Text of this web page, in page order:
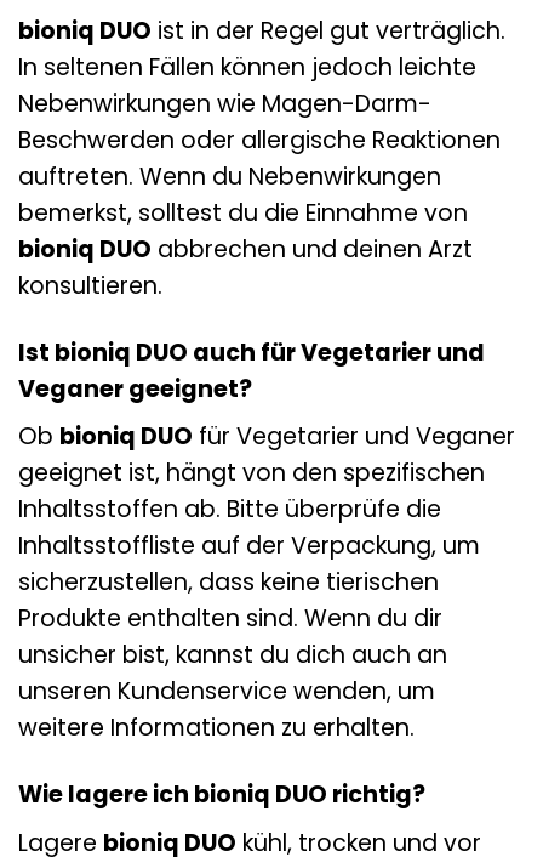
bioniq DUO ist in der Regel gut verträglich.
In seltenen Fällen können jedoch leichte
Nebenwirkungen wie Magen-Darm-
Beschwerden oder allergische Reaktionen
auftreten. Wenn du Nebenwirkungen
bemerkst, solltest du die Einnahme von
bioniq DUO abbrechen und deinen Arzt
konsultieren.
Ist bioniq DUO auch für Vegetarier und
Veganer geeignet?
Ob bioniq DUO für Vegetarier und Veganer
geeignet ist, hängt von den spezifischen
Inhaltsstoffen ab. Bitte überprüfe die
Inhaltsstoffliste auf der Verpackung, um
sicherzustellen, dass keine tierischen
Produkte enthalten sind. Wenn du dir
unsicher bist, kannst du dich auch an
unseren Kundenservice wenden, um
weitere Informationen zu erhalten.
Wie lagere ich bioniq DUO richtig?
Lagere bioniq DUO kühl, trocken und vor